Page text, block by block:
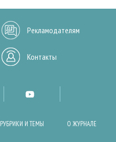
Рекламодателям
Контакты
РУБРИКИ И ТЕМЫ О ЖУРНАЛЕ